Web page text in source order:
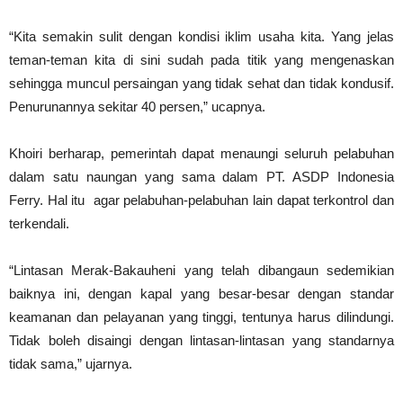
“Kita semakin sulit dengan kondisi iklim usaha kita. Yang jelas
teman-teman kita di sini sudah pada titik yang mengenaskan
sehingga muncul persaingan yang tidak sehat dan tidak kondusif.
Penurunannya sekitar 40 persen,” ucapnya.
Khoiri berharap, pemerintah dapat menaungi seluruh pelabuhan
dalam satu naungan yang sama dalam PT. ASDP Indonesia
Ferry. Hal itu agar pelabuhan-pelabuhan lain dapat terkontrol dan
terkendali.
“Lintasan Merak-Bakauheni yang telah dibangaun sedemikian
baiknya ini, dengan kapal yang besar-besar dengan standar
keamanan dan pelayanan yang tinggi, tentunya harus dilindungi.
Tidak boleh disaingi dengan lintasan-lintasan yang standarnya
tidak sama,” ujarnya.